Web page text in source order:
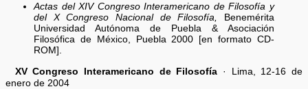
Actas del XIV Congreso Interamericano de Filosofía y
del X Congreso Nacional de Filosofía,
Benemérita
Universidad Autónoma de Puebla & Asociación
Filosófica de México, Puebla 2000 [en formato CD-
ROM].
XV Congreso Interamericano de Filosofía · Lima, 12-16 de
enero de 2004